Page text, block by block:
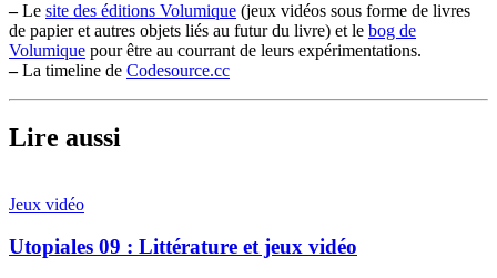
–Le site des éditions Volumique (jeux vidéos sous forme de livres
de papier et autres objets liés au futur du livre) et le bog de
Volumique pour être au courrant de leurs expérimentations.
–La timeline de Codesource.cc
Lire aussi
Jeux vidéo
Utopiales 09 : Littérature et jeux vidéo